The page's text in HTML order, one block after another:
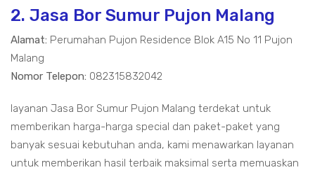
2. Jasa Bor Sumur Pujon Malang
Alamat: Perumahan Pujon Residence Blok A15 No 11 Pujon
Malang
Nomor Telepon: 082315832042
layanan Jasa Bor Sumur Pujon Malang terdekat untuk
memberikan harga-harga special dan paket-paket yang
banyak sesuai kebutuhan anda, kami menawarkan layanan
untuk memberikan hasil terbaik maksimal serta memuaskan